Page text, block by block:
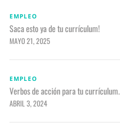
EMPLEO
Saca esto ya de tu currículum!
MAYO 21, 2025
EMPLEO
Verbos de acción para tu currículum.
ABRIL 3, 2024